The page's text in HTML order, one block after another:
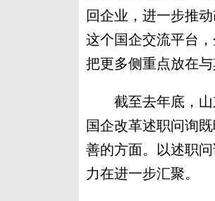
回企业，进一步推
这个国企交流平台
把更多侧重点放在
截至去年底，山东
国企改革述职问询
善的方面。以述职
力在进一步汇聚。